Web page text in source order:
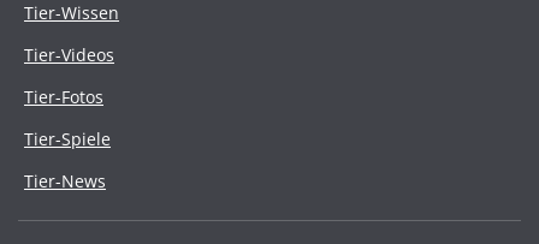
Tier-Wissen
Tier-Videos
Tier-Fotos
Tier-Spiele
Tier-News